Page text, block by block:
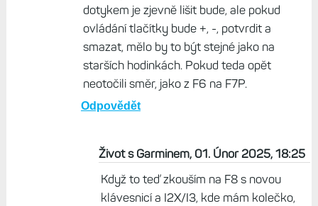
dotykem je zjevně lišit bude, ale pokud
ovládání tlačítky bude +, -, potvrdit a
smazat, mělo by to být stejné jako na
starších hodinkách. Pokud teda opět
neotočili směr, jako z F6 na F7P.
Odpovědět
Život s Garminem, 01. Únor 2025, 18:25
Když to teď zkouším na F8 s novou
klávesnicí a I2X/I3, kde mám kolečko,